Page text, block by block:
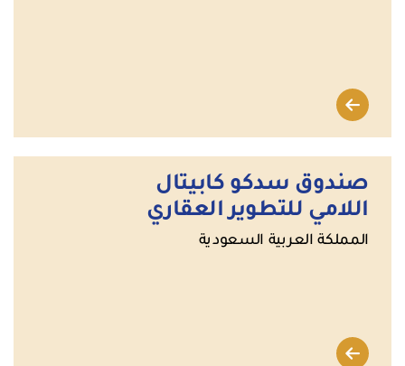
صندوق سدكو كابيتال
اللامي للتطوير العقاري
المملكة العربية السعودية